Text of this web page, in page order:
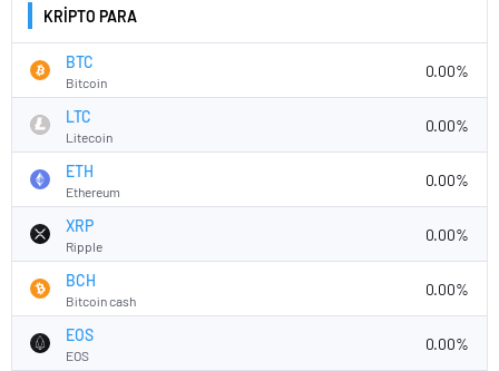
KRİPTO PARA
BTC
Bitcoin
0.00%
LTC
Litecoin
0.00%
ETH
Ethereum
0.00%
XRP
Ripple
0.00%
BCH
Bitcoin cash
0.00%
EOS
EOS
0.00%